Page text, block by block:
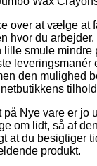
over at vælge at
hvor du
lille smule mindre
leveringsmanér
den mulighed
på Nye vare er jo
om lidt, så af
at du besigtiger
produkt.